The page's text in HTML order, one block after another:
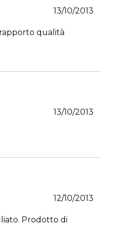
13/10/2013
qualità
13/10/2013
12/10/2013
Prodotto di